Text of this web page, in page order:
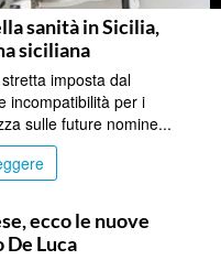
sanità in Sicilia,
siciliana
imposta dal
incompatibilità per i
sulle future nomine...
ecco le nuove
Luca